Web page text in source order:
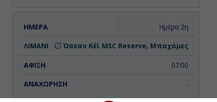
Ημέρα 2η
Όσεαν Κέϊ MSC Reserve, Μπαχάμες
07:00
-